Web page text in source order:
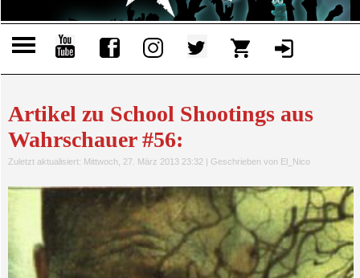
Artikel zu School Shootings aus
Wahrschauer #56:
Zuletzt aktualisiert: Mittwoch, 27. März 2013 23:32 | Geschrieben von El_Nico